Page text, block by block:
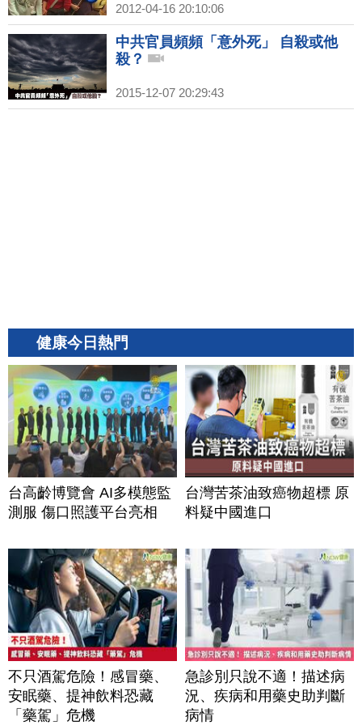
2012-04-16 20:10:06
中共官員頻頻「意外死」 自殺或他
殺？
2015-12-07 20:29:43
健康今日熱門
台高齡博覽會 AI多模態監
測服 傷口照護平台亮相
台灣苦茶油致癌物超標 原
料疑中國進口
不只酒駕危險！感冒藥、
安眠藥、提神飲料恐藏
「藥駕」危機
急診別只說不適！描述病
況、疾病和用藥史助判斷
病情